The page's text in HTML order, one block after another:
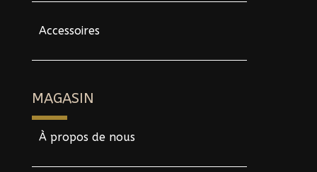
Accessoires
MAGASIN
À propos de nous